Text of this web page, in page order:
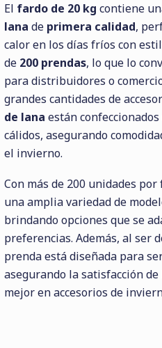
El fardo de 20 kg contiene
lana de primera calidad,
calor en los días fríos con
de 200 prendas, lo que lo
para distribuidores o
grandes cantidades de
de lana están
cálidos, asegurando
el invierno.
Con más de 200 unidades
una amplia variedad de
brindando opciones que se
preferencias. Además, al ser
prenda está diseñada para
asegurando la satisfacción
mejor en accesorios de